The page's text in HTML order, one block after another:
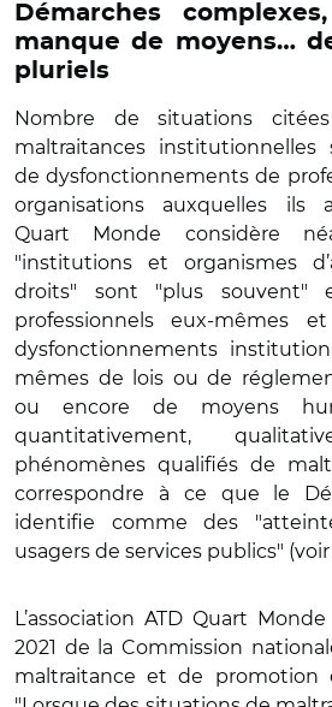
Démarches
manque de moyens…
pluriels
Nombre de situations
maltraitances institutionnelles
de dysfonctionnements de
organisations auxquelles ils
Quart Monde considère
"institutions et organismes
droits" sont "plus souvent"
professionnels eux-mêmes
dysfonctionnements
mêmes de lois ou de
ou encore de moyens
quantitativement,
phénomènes qualifiés de
correspondre à ce que le
identifie comme des
usagers de services publics"
L’association ATD Quart
2021 de la Commission
maltraitance et de promotion